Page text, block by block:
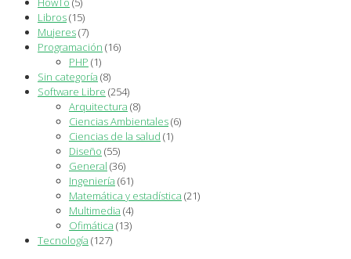
Libros(15)
Mujeres(7)
Programación (16)
PHP (1)
Sin categoría (8)
Software Libre (254)
Arquitectura (8)
Ciencias Ambientales(6)
Ciencias de la salud (1)
Diseño (55)
General (36)
Ingeniería (61)
Matemática y estadística (21)
Multimedia (4)
Ofimática (13)
Tecnología (127)